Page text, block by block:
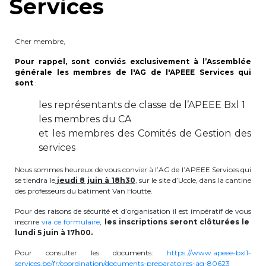
periscolaire.berkendael@apeee-bxl1-
BE91 3631 6790 0976
+32 (0)2 375 31 35
cesame@apeee-bxl1-services.be
Cantine
+32 (0)2 374 76 75
cantine@apeee-bxl1-services.be
Services
Cher membre,
Pour rappel, sont conviés exclusivement à l’Assemblée
générale les membres de l'AG de l'APEEE Services qui
sont :
les représentants de classe de l’APEEE Bxl 1
les membres du CA
et les membres des Comités de Gestion des
services
Nous sommes heureux de vous convier à l’AG de l’APEEE Services qui
se tiendra lejeudi 8 juin à 18h30, sur le site d’Uccle, dans la cantine
des professeurs du bâtiment Van Houtte.
Pour des raisons de sécurité et d’organisation il est impératif de vous
inscrirevia ce formulaire,
les inscriptions seront clôturées le
lundi 5 juin à 17h00.
Pour consulter les documents: https://www.apeee-bxl1-
services.be/fr/coordination/documents-preparatoires-ag-80623